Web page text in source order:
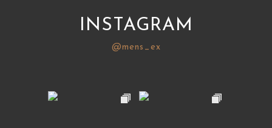
INSTAGRAM
@mens_ex